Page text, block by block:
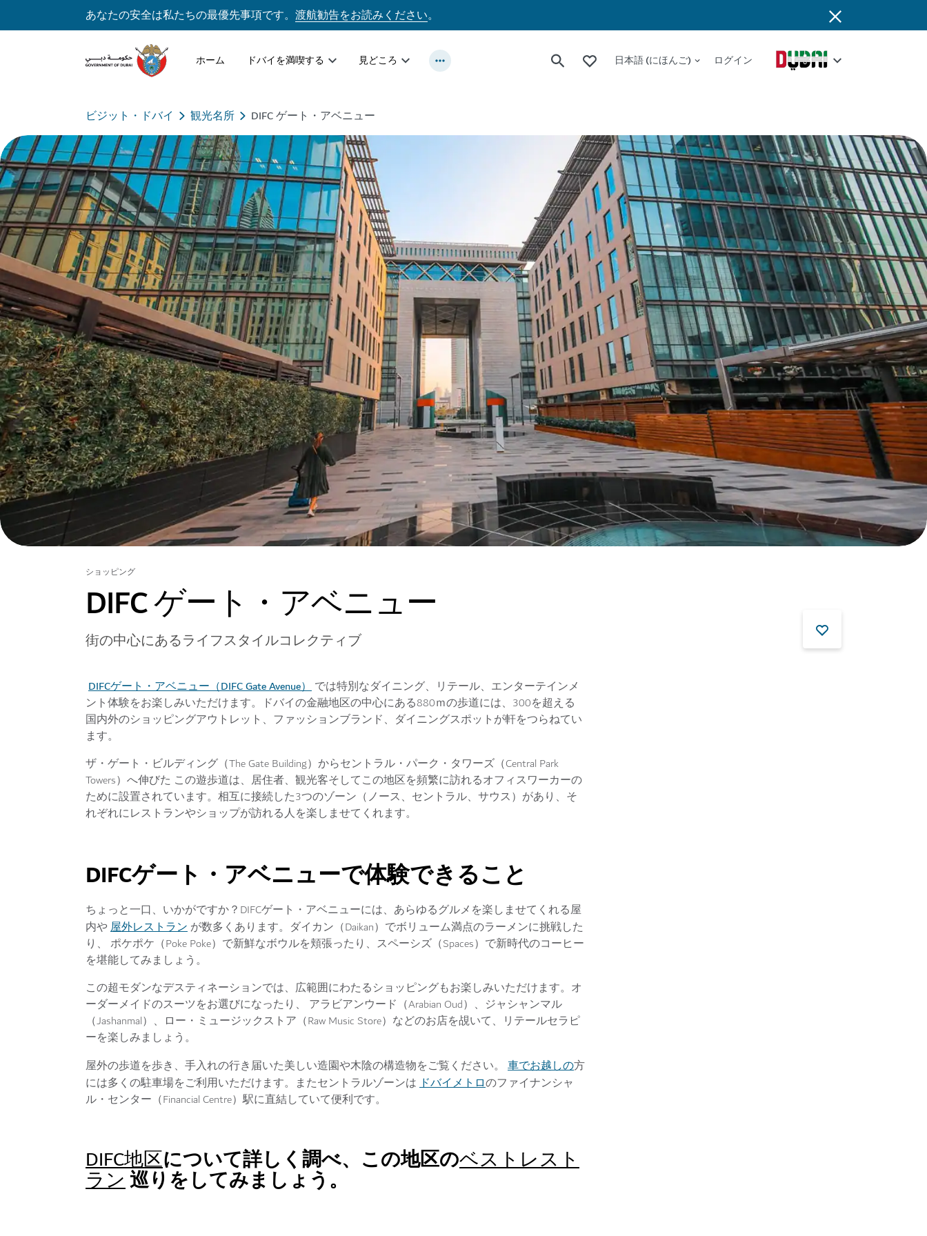
あなたの安全は私たちの最優先事項です。 渡航勧告をお読みください。
ホーム ドバイを満喫する 見どころ 日本語 (にほんご) ログイン
ビジット・ドバイ 観光名所 DIFC ゲート・アベニュー
ショッピング
DIFC ゲート・アベニュー
街の中心にあるライフスタイルコレクティブ
DIFCゲート・アベニュー（DIFC Gate Avenue） では特別なダイニング、リテール、エンターテインメ
ント体験をお楽しみいただけます。ドバイの金融地区の中心にある880ｍの歩道には、300を超える
国内外のショッピングアウトレット、ファッションブランド、ダイニングスポットが軒をつらねてい
ます。
ザ・ゲート・ビルディング（The Gate Building）からセントラル・パーク・タワーズ（Central Park
Towers）へ伸びた この遊歩道は、居住者、観光客そしてこの地区を頻繁に訪れるオフィスワーカーの
ために設置されています。相互に接続した3つのゾーン（ノース、セントラル、サウス）があり、そ
れぞれにレストランやショップが訪れる人を楽しませてくれます。
DIFCゲート・アベニューで体験できること
ちょっと一口、いかがですか？DIFCゲート・アベニューには、あらゆるグルメを楽しませてくれる屋
内や屋外レストランが数多くあります。ダイカン（Daikan）でボリューム満点のラーメンに挑戦した
り、 ポケポケ（Poke Poke）で新鮮なボウルを頬張ったり、スペーシズ（Spaces）で新時代のコーヒー
を堪能してみましょう。
この超モダンなデスティネーションでは、広範囲にわたるショッピングもお楽しみいただけます。オ
ーダーメイドのスーツをお選びになったり、 アラビアンウード（Arabian Oud）、ジャシャンマル
（Jashanmal）、ロー・ミュージックストア（Raw Music Store）などのお店を覘いて、リテールセラピ
ーを楽しみましょう。
屋外の歩道を歩き、手入れの行き届いた美しい造園や木陰の構造物をご覧ください。 車でお越しの方
には多くの駐車場をご利用いただけます。またセントラルゾーンは ドバイメトロのファイナンシャ
ル・センター（Financial Centre）駅に直結していて便利です。
DIFC地区について詳しく調べ、この地区のベストレスト
ラン巡りをしてみましょう。